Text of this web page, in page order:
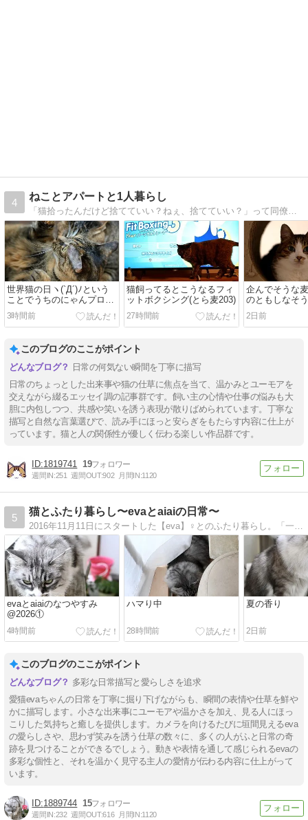
4
ねことアパートと1人暮らし
世界猫の日ヽ(`Д´)ﾉという
ことでうちのにゃんプロど
うぞ
3時間前
猫飼ってるとこうなるフィ
ットボクシング(とら麦203)
27時間前
企んでそうな
のともしなそ
と(とら麦202)
2日前
このブログのここがポイント
日常の何気ない瞬間を丁寧に描写
日常のちょっとした出来事や猫の仕草に焦点を当て、温かみとユーモアを
交えながら綴るエッセイ調の記事群です。飼い主の心情や仕事の悩みも大
胆に内包しつつ、共感や笑いを誘う表現が散りばめられています。丁寧な
描写と自然な言葉選びで、読み手にほっと安らぎをもたらす内容に仕上が
っています。猫と人の関係性が優しく伝わる楽しい作品群です。
1819741 19
週間IN:251 週間OUT:902 月間IN:1120
5
猫とふたり暮らし〜evaとaiaiの日常〜
evaとaiaiのなつやすみ
@2026①
4時間前
ハマり中
28時間前
夏の香り
2日前
このブログのここがポイント
多彩な日常描写と愛らしさを追求
愛猫evaちゃんの日常を丁寧に掘り下げながらも、瞬間の表情や仕草を鮮や
かに描写します。小さな出来事にユーモアや温かさを加え、見る人にほっ
こりした気持ちと癒しを提供します。カメラを向けるたびに垣間見えるeva
の愛らしさや、思わず笑みを誘う仕草の数々に、多くの人がふと日常の奇
跡を見つけることができるでしょう。動きや表情を通して感じられるevaの
多彩な個性と、それを温かく見守る主人の愛情が伝わる内容に仕上がって
います。
1889744 15
週間IN:232 週間OUT:616 月間IN:1120